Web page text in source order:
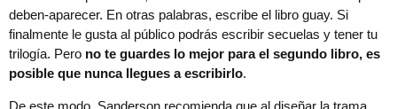
deben-aparecer. En otras palabras, escribe el libro guay. Si
finalmente le gusta al público podrás escribir secuelas y tener tu
trilogía. Pero no te guardes lo mejor para el segundo libro, es
posible que nunca llegues a escribirlo.
De este modo, Sanderson recomienda que al diseñar la trama